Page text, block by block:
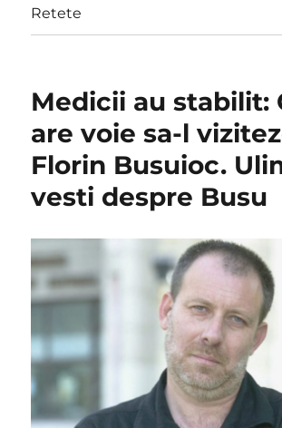
Retete
Medicii au stabilit:
are voie sa-l
Florin Busuioc.
vesti despre Busu